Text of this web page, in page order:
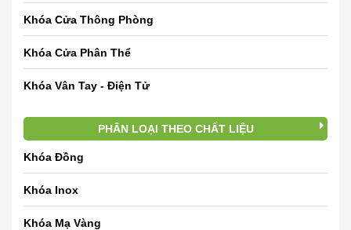
Khóa Cửa Thông Phòng
Khóa Cửa Phân Thể
Khóa Vân Tay - Điện Tử
PHÂN LOẠI THEO CHẤT LIỆU
Khóa Đồng
Khóa Inox
Khóa Mạ Vàng